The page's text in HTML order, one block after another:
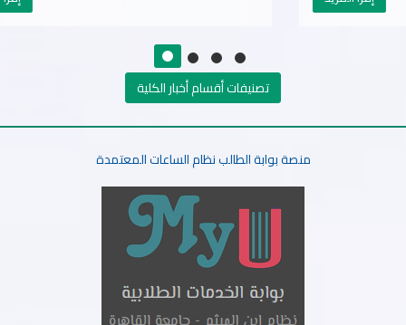
تصنيفات أقسام أخبار الكلية
منصة بوابة الطالب نظام الساعات المعتمدة